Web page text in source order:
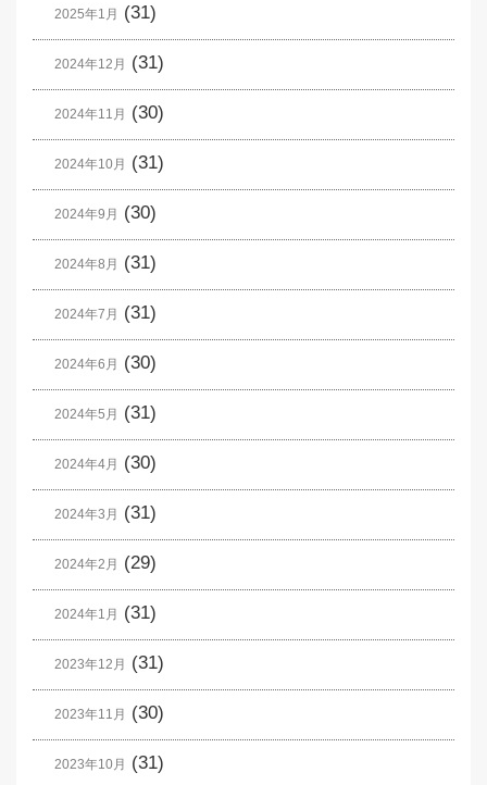
2025年1月 (31)
2024年12月 (31)
2024年11月 (30)
2024年10月 (31)
2024年9月 (30)
2024年8月 (31)
2024年7月 (31)
2024年6月 (30)
2024年5月 (31)
2024年4月 (30)
2024年3月 (31)
2024年2月 (29)
2024年1月 (31)
2023年12月 (31)
2023年11月 (30)
2023年10月 (31)